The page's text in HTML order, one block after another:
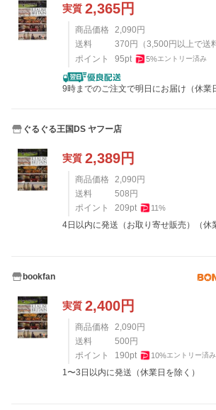
実質 2,365円
商品価格 2,090 円
送料
370 円 （3,500 円以上で送
ポイント
95pt 5%エントリー済み
9時までのご注文で明日にお届け（休業
ぐるぐる王国DS ヤフー店
実質 2,389円
商品価格 2,090円
送料
508円
ポイント
209pt 11%
4日以内に発送（お取り寄せ販売）（休
bookfan
実質 2,400円
商品価格 2,090円
送料
500円
ポイント
190pt 10%エントリー済み
1〜3日以内に発送（休業日を除く）